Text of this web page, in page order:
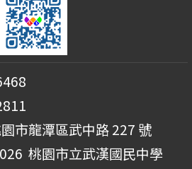
市龍潭區武中路 227 號
桃園市立武漢國民中學